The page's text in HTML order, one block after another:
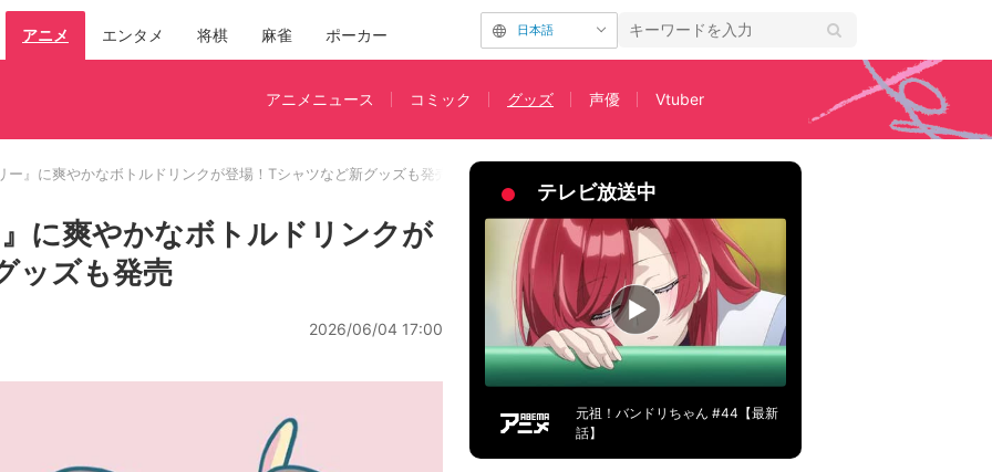
アニメ エンタメ 将棋 麻雀 ポーカー 日本語
アニメニュース コミック グッズ 声優 Vtuber
ー』に爽やかなボトルドリンクが登場！Tシャツなど新グッズも発売
に爽やかなボトルドリンクが
ッズも発売
2026/06/04 17:00
テレビ放送中
元祖！バンドリちゃん #44【最新
話】